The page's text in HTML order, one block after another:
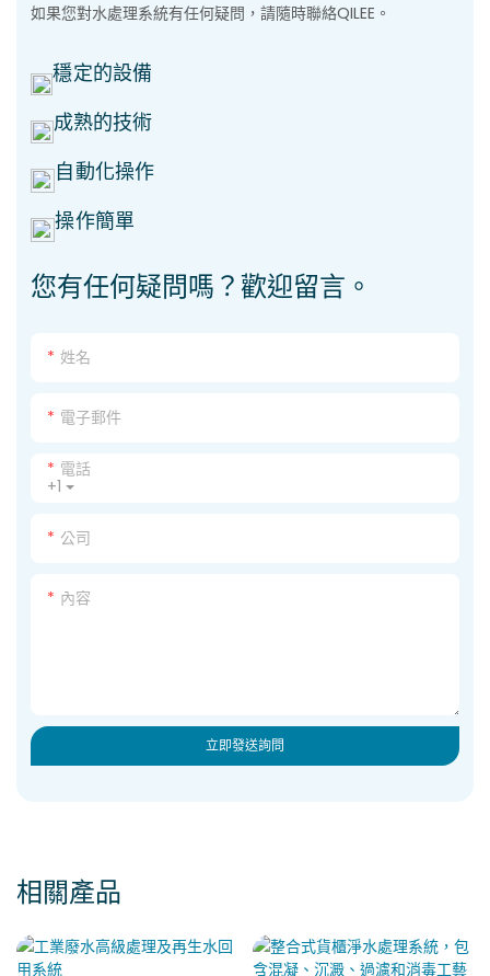
如果您對水處理系統有任何疑問，請隨時聯絡QILEE。
穩定的設備
成熟的技術
自動化操作
操作簡單
您有任何疑問嗎？歡迎留言。
姓名
電子郵件
+1
電話
公司
內容
立即發送詢問
相關產品